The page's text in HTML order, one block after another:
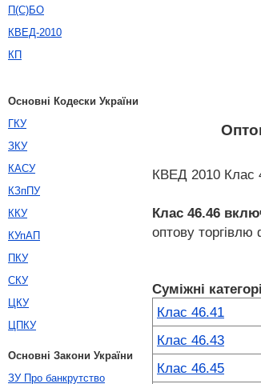
КВЕД 2010 Клас
Клас 46.46
оптову
Суміжні
Клас 46.41
Клас 46.43
Клас 46.45
П(С)БО
КВЕД-2010
КП
Основні Кодески України
ГКУ
ЗКУ
КАСУ
КЗпПУ
ККУ
КУпАП
ПКУ
СКУ
ЦКУ
ЦПКУ
Основні Закони України
ЗУ Про банкрутство